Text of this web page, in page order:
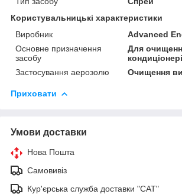
Користувальницькі характеристики
Виробник
Advanced
Основне призначення
засобу
Для
Застосування аерозолю
Очищення
Приховати
Умови доставки
Нова Пошта
Самовивіз
Кур'єрська служба доставки "САТ"